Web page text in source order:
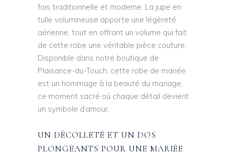
fois traditionnelle et moderne. La jupe en
tulle volumineuse apporte une légèreté
aérienne, tout en offrant un volume qui fait
de cette robe une véritable pièce couture.
Disponible dans notre boutique de
Plaisance-du-Touch, cette robe de mariée
est un hommage à la beauté du mariage,
ce moment sacré où chaque détail devient
un symbole d’amour.
UN DÉCOLLETÉ ET UN DOS
PLONGEANTS POUR UNE MARIÉE